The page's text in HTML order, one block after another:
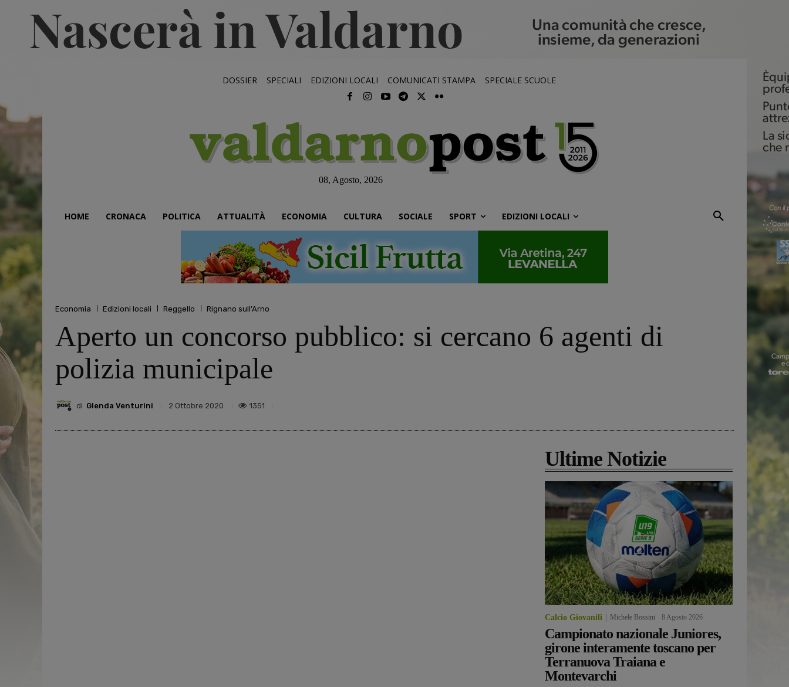
DOSSIER SPECIALI EDIZIONI LOCALI COMUNICATI STAMPA SPECIALE SCUOLE
08, Agosto, 2026
HOME CRONACA POLITICA ATTUALITÀ ECONOMIA CULTURA SOCIALE SPORT EDIZIONI LOCALI
Economia Edizioni locali Reggello Rignano sull'Arno
Aperto un concorso pubblico: si cercano 6 agenti di
polizia municipale
di Glenda Venturini 2 Ottobre 2020 1351
Ultime Notizie
Calcio Giovanili Michele Bossini 8 Agosto 2026
Campionato nazionale Juniores,
girone interamente toscano per
Terranuova Traiana e
Montevarchi